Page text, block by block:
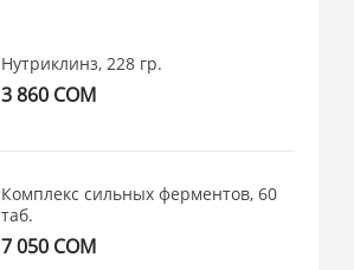
Нутриклинз, 228 гр.
3 860 СОМ
Комплекс сильных ферментов, 60
таб.
7 050 СОМ